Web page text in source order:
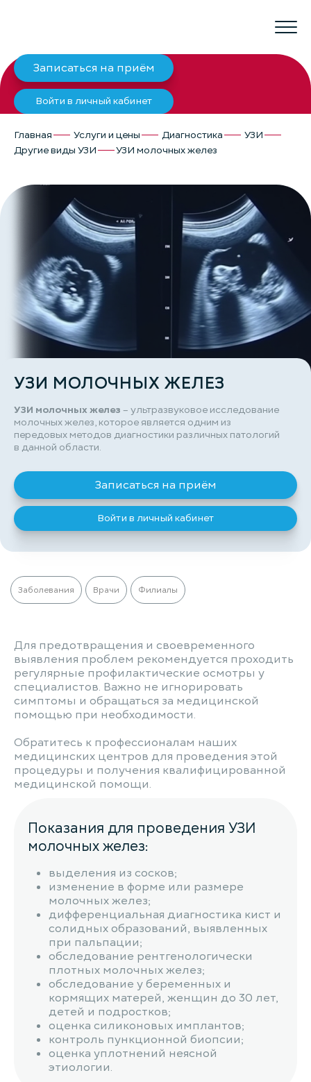
Записаться на приём
Войти в личный кабинет
Главная Услуги и цены Диагностика
УЗИ
Другие виды УЗИ
УЗИ молочных желез
УЗИ МОЛОЧНЫХ ЖЕЛЕЗ
УЗИ молочных желез – ультразвуковое исследование
молочных желез, которое является одним из
передовых методов диагностики различных патологий
в данной области.
Записаться на приём
Войти в личный кабинет
Заболевания Врачи Филиалы
Для предотвращения и своевременного
выявления проблем рекомендуется проходить
регулярные профилактические осмотры у
специалистов. Важно не игнорировать
симптомы и обращаться за медицинской
помощью при необходимости.
Обратитесь к профессионалам наших
медицинских центров для проведения этой
процедуры и получения квалифицированной
медицинской помощи.
Показания для проведения УЗИ
молочных желез:
выделения из сосков;
изменение в форме или размере
молочных желез;
дифференциальная диагностика кист и
солидных образований, выявленных
при пальпации;
обследование рентгенологически
плотных молочных желез;
обследование у беременных и
кормящих матерей, женщин до 30 лет,
детей и подростков;
оценка силиконовых имплантов;
контроль пункционной биопсии;
оценка уплотнений неясной
этиологии.